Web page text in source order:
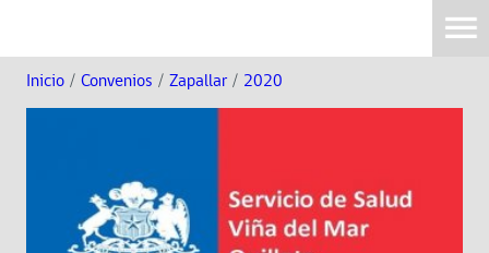
Inicio / Convenios / Zapallar / 2020